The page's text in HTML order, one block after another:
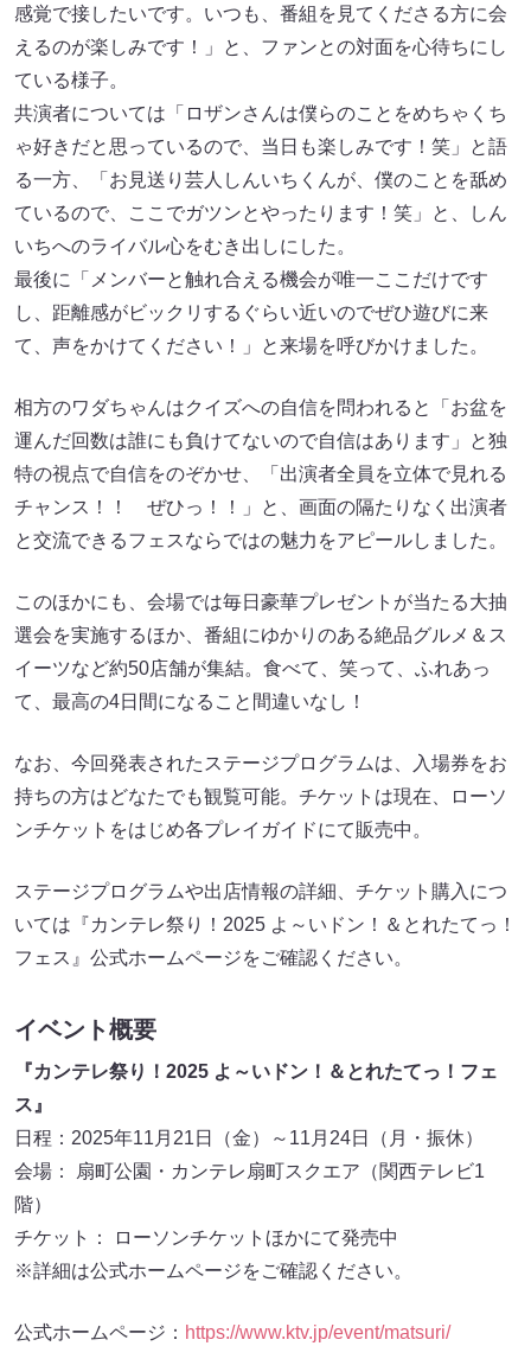
感覚で接したいです。いつも、番組を見てくださる方に会
えるのが楽しみです！」と、ファンとの対面を心待ちにし
ている様子。
共演者については「ロザンさんは僕らのことをめちゃくち
ゃ好きだと思っているので、当日も楽しみです！笑」と語
る一方、「お見送り芸人しんいちくんが、僕のことを舐め
ているので、ここでガツンとやったります！笑」と、しん
いちへのライバル心をむき出しにした。
最後に「メンバーと触れ合える機会が唯一ここだけです
し、距離感がビックリするぐらい近いのでぜひ遊びに来
て、声をかけてください！」と来場を呼びかけました。
相方のワダちゃんはクイズへの自信を問われると「お盆を
運んだ回数は誰にも負けてないので自信はあります」と独
特の視点で自信をのぞかせ、「出演者全員を立体で見れる
チャンス！！ ぜひっ！！」と、画面の隔たりなく出演者
と交流できるフェスならではの魅力をアピールしました。
このほかにも、会場では毎日豪華プレゼントが当たる大抽
選会を実施するほか、番組にゆかりのある絶品グルメ＆ス
イーツなど約50店舗が集結。食べて、笑って、ふれあっ
て、最高の4日間になること間違いなし！
なお、今回発表されたステージプログラムは、入場券をお
持ちの方はどなたでも観覧可能。チケットは現在、ローソ
ンチケットをはじめ各プレイガイドにて販売中。
ステージプログラムや出店情報の詳細、チケット購入につ
いては『カンテレ祭り！2025 よ～いドン！＆とれたてっ！
フェス』公式ホームページをご確認ください。
イベント概要
『カンテレ祭り！2025 よ～いドン！＆とれたてっ！フェ
ス』
日程：2025年11月21日（金）～11月24日（月・振休）
会場： 扇町公園・カンテレ扇町スクエア（関西テレビ1
階）
チケット： ローソンチケットほかにて発売中
※詳細は公式ホームページをご確認ください。
公式ホームページ： https://www.ktv.jp/event/matsuri/